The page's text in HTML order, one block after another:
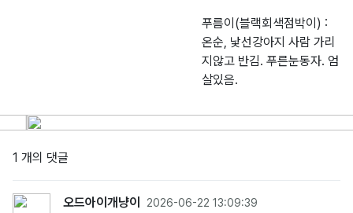
푸름이(블랙회색점박이) :
온순, 낯선강아지 사람 가리
지않고 반김. 푸른눈동자. 엄
살있음.
1 개의 댓글
오드아이개냥이 2026-06-22 13:09:39